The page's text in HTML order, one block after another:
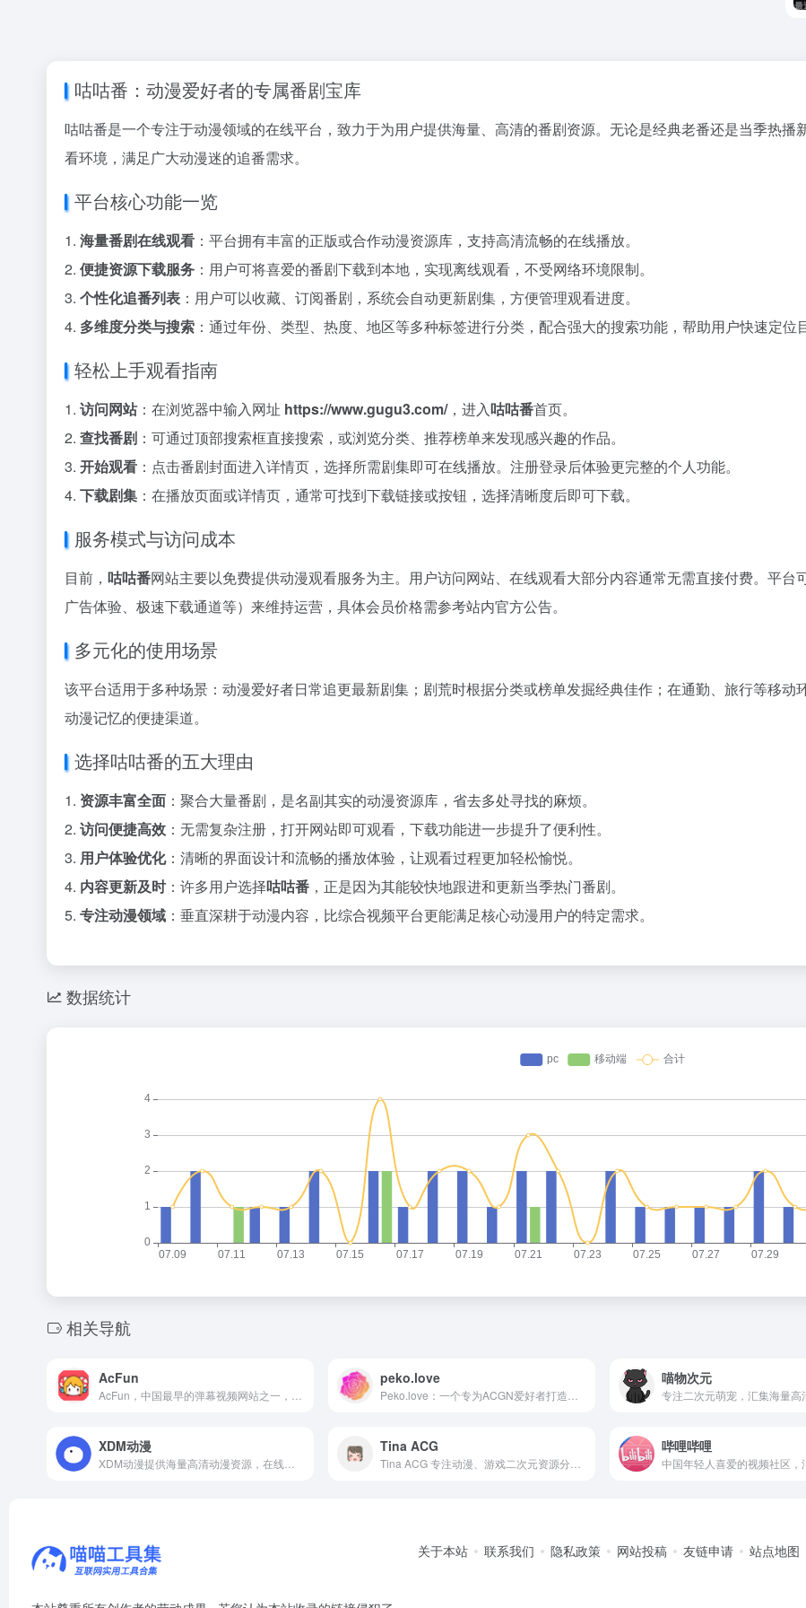
咕咕番：动漫爱好者的专属番剧宝库
咕咕番是一个专注于动漫领域的在线平台，致力于为用户提供海量、高清的番剧资源。无论是经典老番还是当季热播
看环境，满足广大动漫迷的追番需求。
平台核心功能一览
1. 海量番剧在线观看 ：平台拥有丰富的正版或合作动漫资源库，支持高清流畅的在线播放。
2. 便捷资源下载服务 ：用户可将喜爱的番剧下载到本地，实现离线观看，不受网络环境限制。
3. 个性化追番列表 ：用户可以收藏、订阅番剧，系统会自动更新剧集，方便管理观看进度。
4. 多维度分类与搜索 ：通过年份、类型、热度、地区等多种标签进行分类，配合强大的搜索功能，帮助用户快速定位
轻松上手观看指南
1. 访问网站：在浏览器中输入网址 https://www.gugu3.com/，进入咕咕番首页。
2. 查找番剧 ：可通过顶部搜索框直接搜索，或浏览分类、推荐榜单来发现感兴趣的作品。
3. 开始观看 ：点击番剧封面进入详情页，选择所需剧集即可在线播放。注册登录后体验更完整的个人功能。
4. 下载剧集 ：在播放页面或详情页，通常可找到下载链接或按钮，选择清晰度后即可下载。
服务模式与访问成本
目前， 咕咕番网站主要以免费提供动漫观看服务为主。用户访问网站、在线观看大部分内容通常无需直接付费。平
广告体验、极速下载通道等）来维持运营，具体会员价格需参考站内官方公告。
多元化的使用场景
该平台适用于多种场景：动漫爱好者日常追更最新剧集；剧荒时根据分类或榜单发掘经典佳作；在通勤、旅行等移
动漫记忆的便捷渠道。
选择咕咕番的五大理由
1. 资源丰富全面 ：聚合大量番剧，是名副其实的动漫资源库，省去多处寻找的麻烦。
2. 访问便捷高效 ：无需复杂注册，打开网站即可观看，下载功能进一步提升了便利性。
3. 用户体验优化：清晰的界面设计和流畅的播放体验，让观看过程更加轻松愉悦。
4. 内容更新及时：许多用户选择咕咕番 ，正是因为其能较快地跟进和更新当季热门番剧。
5. 专注动漫领域 ：垂直深耕于动漫内容，比综合视频平台更能满足核心动漫用户的特定需求。
数据统计
相关导航
AcFun peko.love 喵物次元
XDM动漫 Tina ACG 哔哩哔哩
关于本站 联系我们 隐私政策 网站投稿 友链申请 站点地图